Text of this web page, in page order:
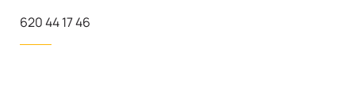
620 44 17 46